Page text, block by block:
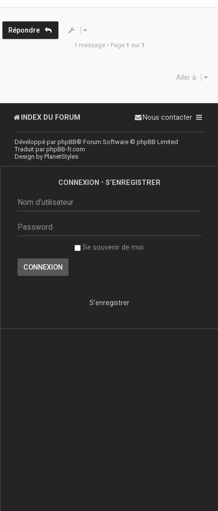
Répondre
1 message • Page 1 sur 1
Aller à
INDEX DU FORUM Nous contacter
Développé parphpBB® Forum Software © phpBB Limited
Traduit parphpBB-fr.com
Design by PlanetStyles
CONNEXION • S’ENREGISTRER
Se souvenir de moi
S’enregistrer